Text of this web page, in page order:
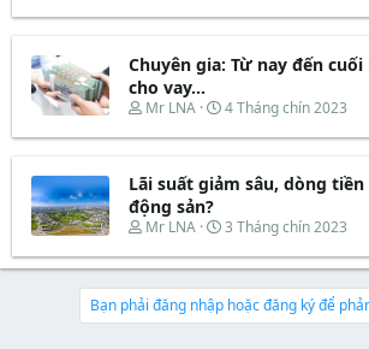
a
t
r
ầ
r
a
d
s
a
t
e
r
à
b
t
ầ
Chuyên gia: Từ nay đến
cho vay...
T
r
a
d
s
a
t
e
Mr LNA
N
à
b
t
ầ
4 Tháng chín 2023
Lãi suất giảm sâu, dòng
động sản?
T
r
a
d
Mr LNA
N
à
b
ắ
3 Tháng chín 2023
Bạn phải đăng nhập hoặc đăng ký để